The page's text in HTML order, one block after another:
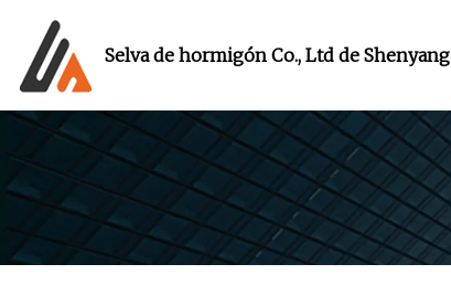
Selva de hormigón Co., Ltd de Shenyang